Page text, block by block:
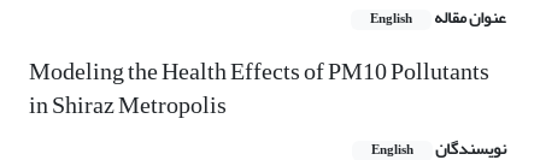
عنوان مقاله English
Modeling the Health Effects of PM10 Pollutants
in Shiraz Metropolis
نویسندگان English